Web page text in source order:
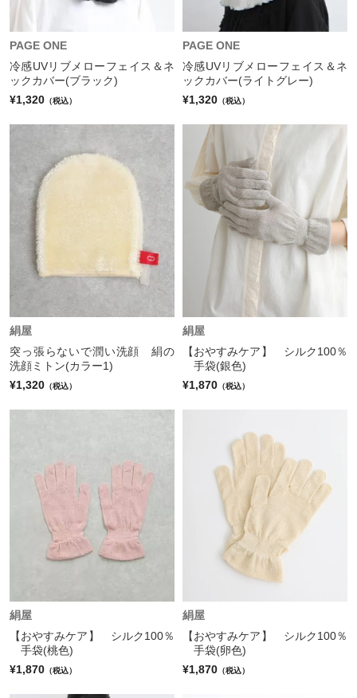
PAGE ONE
冷感UVリブメローフェイス＆ネ
ックカバー(ブラック)
¥1,320 （税込）
PAGE ONE
冷感UVリブメローフェイス＆ネ
ックカバー(ライトグレー)
¥1,320 （税込）
絹屋
突っ張らないで潤い洗顔 絹の
洗顔ミトン(カラー1)
¥1,320 （税込）
絹屋
【おやすみケア】 シルク100％
手袋(銀色)
¥1,870 （税込）
絹屋
【おやすみケア】 シルク100％
手袋(桃色)
¥1,870 （税込）
絹屋
【おやすみケア】 シルク100％
手袋(卵色)
¥1,870 （税込）